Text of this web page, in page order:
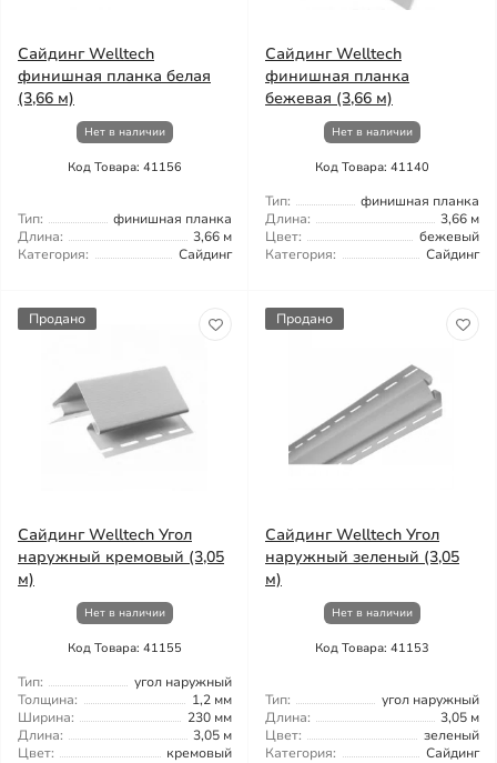
Сайдинг Welltech
финишная планка белая
(3,66 м)
Нет в наличии
Код Товара: 41156
Тип:
финишная планка
Длина:
3,66 м
Категория:
Сайдинг
Сайдинг Welltech
финишная планка
бежевая (3,66 м)
Нет в наличии
Код Товара: 41140
Тип:
финишная планка
Длина:
3,66 м
Цвет:
бежевый
Категория:
Сайдинг
Продано
Сайдинг Welltech Угол
наружный кремовый (3,05
м)
Нет в наличии
Код Товара: 41155
Тип:
угол наружный
Толщина:
1,2 мм
Ширина:
230 мм
Длина:
3,05 м
Цвет:
кремовый
Продано
Сайдинг Welltech Угол
наружный зеленый (3,05
м)
Нет в наличии
Код Товара: 41153
Тип:
угол наружный
Длина:
3,05 м
Цвет:
зеленый
Категория:
Сайдинг